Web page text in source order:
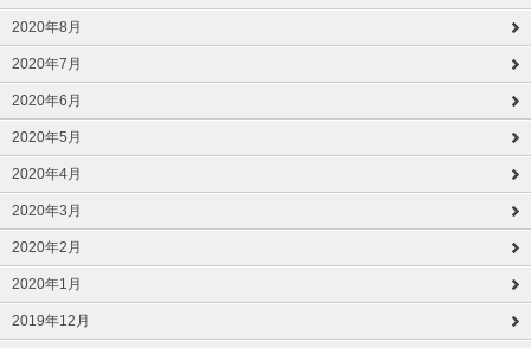
2020年8月
2020年7月
2020年6月
2020年5月
2020年4月
2020年3月
2020年2月
2020年1月
2019年12月